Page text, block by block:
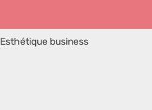
Esthétique business